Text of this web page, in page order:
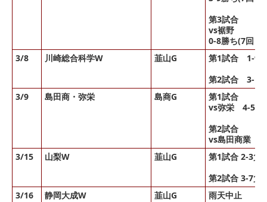
第3試合
vs裾野
0-8勝ち(7回コ
3/8
川崎総合科学W 韮山G
第1試合 1-9
第2試合 3-12
3/9
島田商・弥栄 島商G
第1試合
vs弥栄 4-5負
第2試合
vs島田商業
3/15
山梨W 韮山G
第1試合 2-3負
第2試合 3-7負
3/16
静岡大成W 韮山G
雨天中止